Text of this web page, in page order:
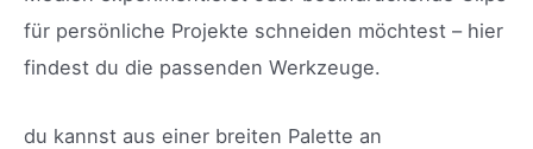
für persönliche Projekte schneiden möchtest – hier
findest du die passenden Werkzeuge.
du kannst aus einer breiten Palette an